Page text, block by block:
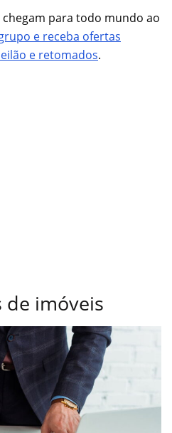
para todo mundo ao
e receba ofertas
e retomados.
de imóveis